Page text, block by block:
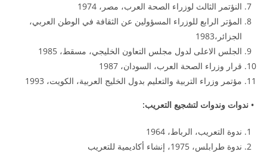
النؤتمر الثالث لوزراء الصحة العرب، مصر، 1974
المؤتر الرابع للوزراء المسؤولين عن الثقافة في الوطن العربي،
الجزائر،1983
الجلس الاعلى لدول مجلس التعاون الخليجي، مسقط، 1985
قرار وزراء الصحة العرب، السودان، 1987
مؤتمر وزراء التربية والتعليم بدول الخليج العربية، الكويت، 1993
• ندوات وندوات لتشجيع التعريب:
ندوة التعريب، الرباط، 1964
ندوة طرابلس، 1975، إنشاء أكاديمية للتعريب